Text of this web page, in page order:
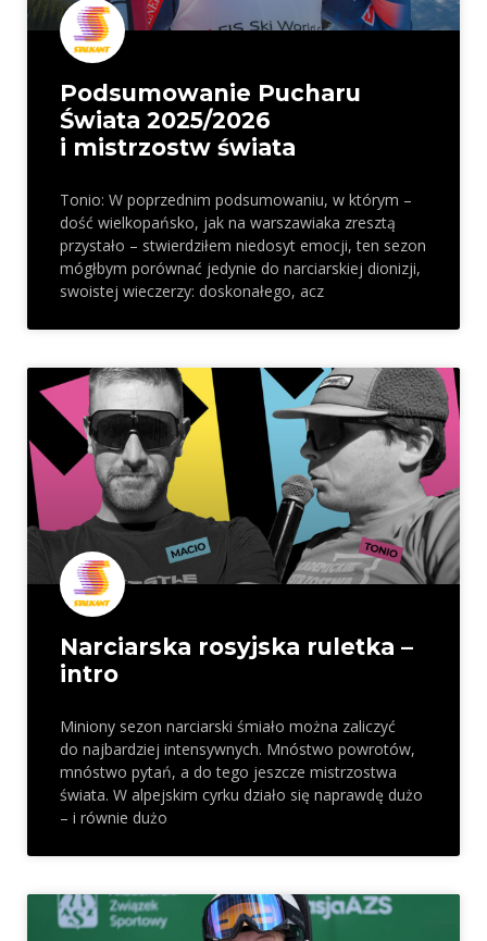
Podsumowanie Pucharu
Świata 2025/2026
i mistrzostw świata
Tonio: W poprzednim podsumowaniu, w którym –
dość wielkopańsko, jak na warszawiaka zresztą
przystało – stwierdziłem niedosyt emocji, ten sezon
mógłbym porównać jedynie do narciarskiej dionizji,
swoistej wieczerzy: doskonałego, acz
Narciarska rosyjska ruletka –
intro
Miniony sezon narciarski śmiało można zaliczyć
do najbardziej intensywnych. Mnóstwo powrotów,
mnóstwo pytań, a do tego jeszcze mistrzostwa
świata. W alpejskim cyrku działo się naprawdę dużo
– i równie dużo